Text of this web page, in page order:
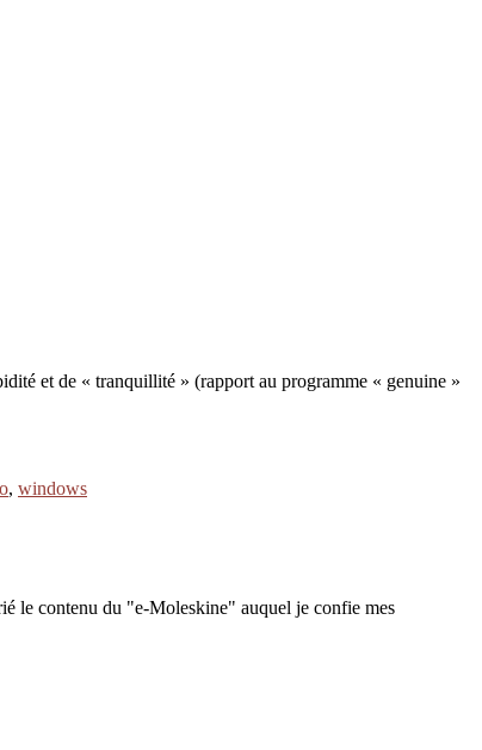
et de « tranquillité » (rapport au programme « genuine »
, windows
le contenu du "e-Moleskine" auquel je confie mes